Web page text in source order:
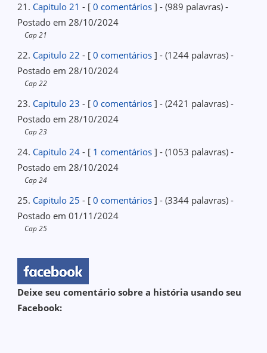
21. Capitulo 21 - [0 comentários ] - (989 palavras) -
Postado em 28/10/2024
Cap 21
22. Capitulo 22 - [0 comentários ] - (1244 palavras) -
Postado em 28/10/2024
Cap 22
23. Capitulo 23 - [0 comentários ] - (2421 palavras) -
Postado em 28/10/2024
Cap 23
24. Capitulo 24 - [ 1 comentários ] - (1053 palavras) -
Postado em 28/10/2024
Cap 24
25. Capitulo 25 - [0 comentários ] - (3344 palavras) -
Postado em 01/11/2024
Cap 25
Deixe seu comentário sobre a história usando seu
Facebook: